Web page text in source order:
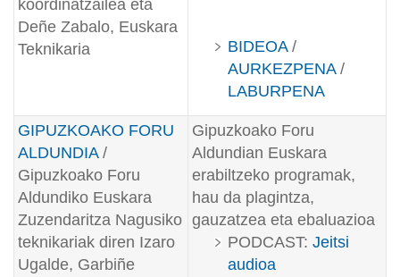
koordinatzailea eta
Deñe Zabalo, Euskara
Teknikaria
BIDEOA /
AURKEZPENA /
LABURPENA
GIPUZKOAKO FORU
ALDUNDIA/
Gipuzkoako Foru
Aldundiko Euskara
Zuzendaritza Nagusiko
teknikariak diren Izaro
Ugalde, Garbiñe
Gipuzkoako Foru
Aldundian Euskara
erabiltzeko programak,
hau da plagintza,
gauzatzea eta ebaluazioa
PODCAST: Jeitsi
audioa